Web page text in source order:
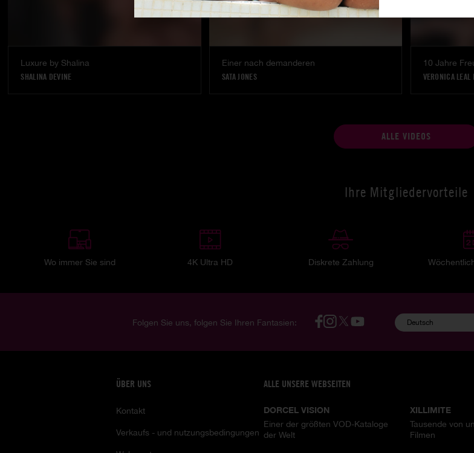
Luxure by Shalina
SHALINA DEVINE
Einer nach demanderen
SATA JONES
10 Jahre
VERONICA LEAL
ALLE VIDEOS
Ihre Mitgliedervorteile
Wo immer Sie sind 4K Ultra HD Diskrete Zahlung
Folgen Sie uns, folgen Sie Ihren Fantasien: Deutsch
ÜBER UNS
Kontakt
Verkaufs - und nutzungsbedingungen
ALLE UNSERE WEBSEITEN
DORCEL VISION
Einer der größten VOD-Kataloge
der Welt
XILLIMITE
Tausende von
Filmen